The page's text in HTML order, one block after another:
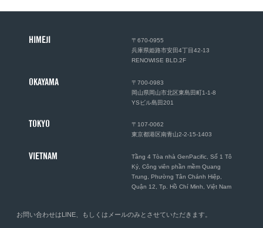
HIMEJI
〒670-0955
兵庫県姫路市安田4丁目42-13
RENOWISE BLD.2F
OKAYAMA
〒700-0983
岡山県岡山市北区東島田町1-1-8
YSビル島田201
TOKYO
〒107-0062
東京都港区南青山2-2-15-1403
VIETNAM
Tầng 4 Tòa nhà GenPacific, Số 1 Tô
Ký, Công viên phần mềm Quang
Trung, Phường Tân Chánh Hiệp,
Quận 12, Tp. Hồ Chí Minh, Việt Nam
お問い合わせはLINE、もしくは メールのみとさせていただきます。